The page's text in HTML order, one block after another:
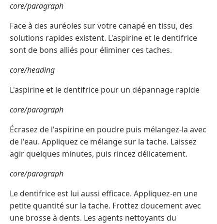
core/paragraph
Face à des auréoles sur votre canapé en tissu, des
solutions rapides existent. L'aspirine et le dentifrice
sont de bons alliés pour éliminer ces taches.
core/heading
L'aspirine et le dentifrice pour un dépannage rapide
core/paragraph
Écrasez de l'aspirine en poudre puis mélangez-la avec
de l'eau. Appliquez ce mélange sur la tache. Laissez
agir quelques minutes, puis rincez délicatement.
core/paragraph
Le dentifrice est lui aussi efficace. Appliquez-en une
petite quantité sur la tache. Frottez doucement avec
une brosse à dents. Les agents nettoyants du